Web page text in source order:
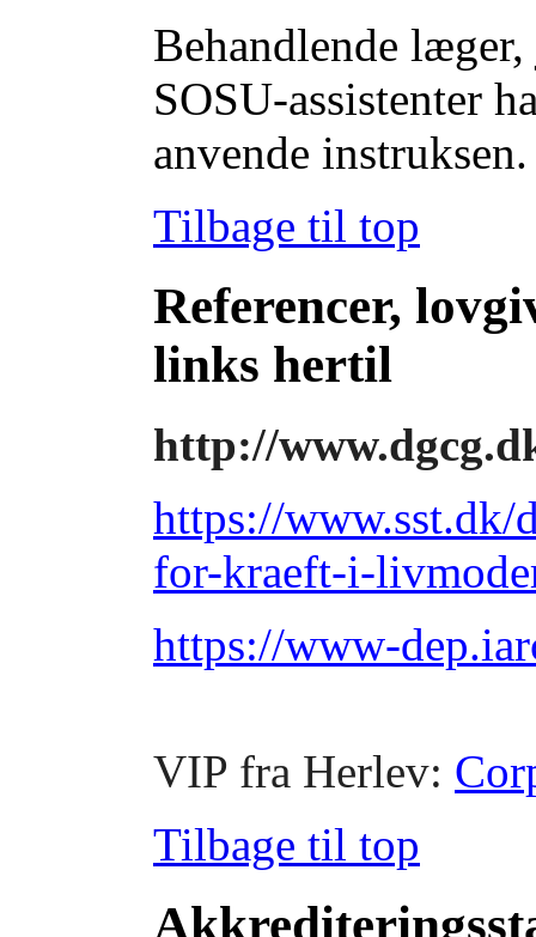
Behandlende
SOSU-assistenter
anvende instruksen.
Tilbage til top
Referencer,
links hertil
http://
https://www.sst.dk/
for-kraeft-i-
https://www-
VIP fra Herlev:
Tilbage til top